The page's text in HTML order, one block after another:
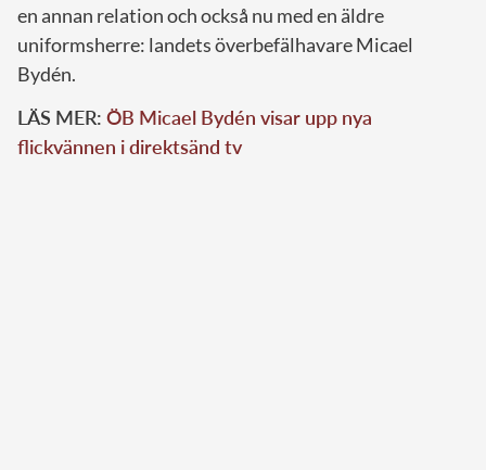
en annan relation och också nu med en äldre
uniformsherre: landets överbefälhavare Micael
Bydén.
LÄS MER: ÖB Micael Bydén visar upp nya
flickvännen i direktsänd tv